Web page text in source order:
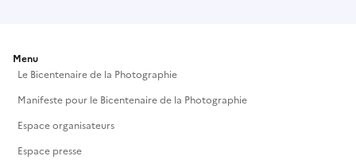
Menu
Le Bicentenaire de la Photographie
Manifeste pour le Bicentenaire de la Photographie
Espace organisateurs
Espace presse